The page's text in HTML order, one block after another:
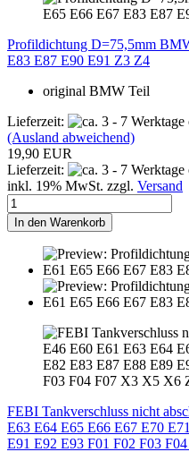
Profildichtung D=75,5mm
E83 E87 E90 E91 Z3 Z4
original BMW Teil
Lieferzeit:
(Ausland abweichend)
19,90 EUR
Lieferzeit:
inkl. 19% MwSt. zzgl. Versand
In den Warenkorb
FEBI Tankverschluss nicht
E63 E64 E65 E66 E67 E70
E91 E92 E93 F01 F02 F03